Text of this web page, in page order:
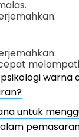
warna
untuk